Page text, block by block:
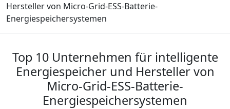
Hersteller von Micro-Grid-ESS-Batterie-
Energiespeichersystemen
Top 10 Unternehmen für intelligente
Energiespeicher und Hersteller von
Micro-Grid-ESS-Batterie-
Energiespeichersystemen